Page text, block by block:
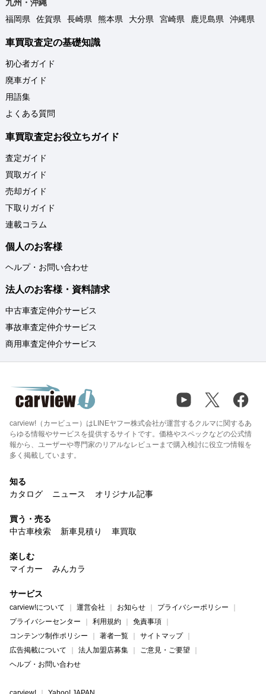
九州・沖縄
福岡県
佐賀県 長崎県 熊本県 大分県 宮崎県 鹿児島県 沖縄県
車買取査定の基礎知識
初心者ガイド
廃車ガイド
用語集
よくある質問
車買取査定お役立ちガイド
査定ガイド
買取ガイド
売却ガイド
下取りガイド
連載コラム
個人のお客様
ヘルプ・お問い合わせ
法人のお客様・資料請求
中古車査定仲介サービス
事故車査定仲介サービス
商用車査定仲介サービス
carview!（カービュー）はLINEヤフー株式会社が運営するクルマに関するあ
らゆる情報やサービスを提供するサイトです。価格やスペックなどの公式情
報から、ユーザーや専門家のリアルなレビューまで購入検討に役立つ情報を
多く掲載しています。
知る
カタログ
ニュース オリジナル記事
買う・売る
中古車検索
新車見積り 車買取
楽しむ
マイカー
みんカラ
サービス
carview!について 運営会社 お知らせ
プライバシーポリシー
プライバシーセンター
利用規約
免責事項
コンテンツ制作ポリシー
著者一覧
サイトマップ
広告掲載について
法人加盟店募集
ご意見・ご要望
ヘルプ・お問い合わせ